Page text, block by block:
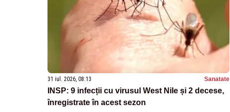
31 iul. 2026, 08:13 Sanatate
INSP: 9 infecții cu virusul West Nile și 2 decese,
înregistrate în acest sezon